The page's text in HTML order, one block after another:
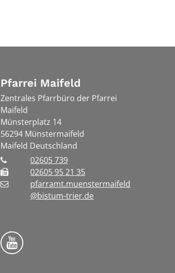
Pfarrei Maifeld
Zentrales Pfarrbüro der Pfarrei
Maifeld
Münsterplatz 14
56294 Münstermaifeld
Maifeld Deutschland
02605 739
02605 95 21 35
pfarramt.muenstermaifeld
@bistum-trier.de
Folge uns auf YouTube